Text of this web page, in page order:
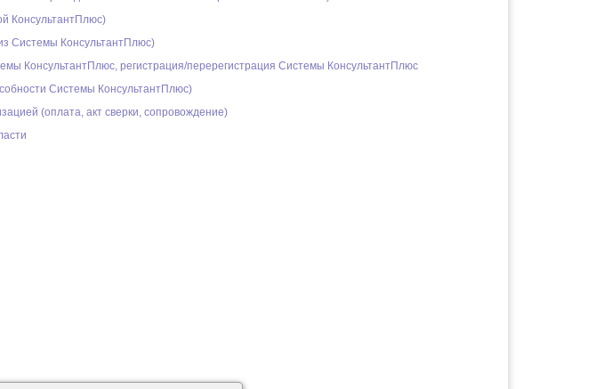
КонсультантПлюс)
Системы КонсультантПлюс)
КонсультантПлюс, регистрация/перерегистрация Системы КонсультантПлюс
Системы КонсультантПлюс)
(оплата, акт сверки, сопровождение)